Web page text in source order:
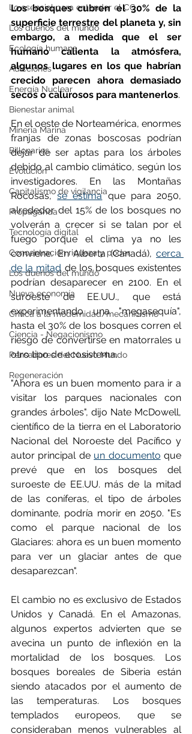
Lo esencial para entender el CC
Los dueños del mundo
Ecología humana
Adicciones
Energía Nuclear
Bienestar animal
Minería Marina
Billonarios
Evolución
Capitalismo de vigilancia
Propaganda
Tecnología digital
Concentración riqueza y poder
Los dueños del mundo
Nueva economía
Crítica a la modernidad/mecanicismo
Ciencia - Negacionismo
Pensadores del Nuevo Mundo
Regeneración
Los bosques cubren el 30% de la
superficie terrestre del planeta y, sin
embargo, a medida que el ser
humano calienta la atmósfera,
algunos lugares en los que habrían
crecido parecen ahora demasiado
secos o calurosos para mantenerlos.
En el oeste de Norteamérica, enormes
franjas de zonas boscosas podrían
dejar de ser aptas para los árboles
debido al cambio climático, según los
investigadores. En las Montañas
Rocosas, se estima que para 2050,
alrededor del 15% de los bosques no
volverán a crecer si se talan por el
fuego porque el clima ya no les
conviene. En Alberta (Canadá), cerca
de la mitad de los bosques existentes
podrían desaparecer en 2100. En el
suroeste de EE.UU., que está
experimentando una "megasequía",
hasta el 30% de los bosques corren el
riesgo de convertirse en matorrales u
otro tipo de ecosistema.
"Ahora es un buen momento para ir a
visitar los parques nacionales con
grandes árboles", dijo Nate McDowell,
científico de la tierra en el Laboratorio
Nacional del Noroeste del Pacífico y
autor principal de un documento que
prevé que en los bosques del
suroeste de EE.UU. más de la mitad
de las coníferas, el tipo de árboles
dominante, podría morir en 2050. "Es
como el parque nacional de los
Glaciares: ahora es un buen momento
para ver un glaciar antes de que
desaparezcan".
El cambio no es exclusivo de Estados
Unidos y Canadá. En el Amazonas,
algunos expertos advierten que se
avecina un punto de inflexión en la
mortalidad de los bosques. Los
bosques boreales de Siberia están
siendo atacados por el aumento de
las temperaturas. Los bosques
templados europeos, que se
consideraban menos vulnerables al